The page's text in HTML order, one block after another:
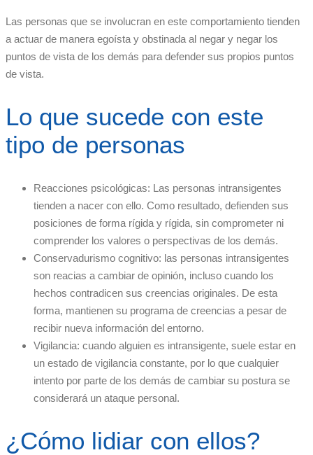
Las personas que se involucran en este comportamiento tienden
a actuar de manera egoísta y obstinada al negar y negar los
puntos de vista de los demás para defender sus propios puntos
de vista.
Lo que sucede con este
tipo de personas
Reacciones psicológicas: Las personas intransigentes
tienden a nacer con ello. Como resultado, defienden sus
posiciones de forma rígida y rígida, sin comprometer ni
comprender los valores o perspectivas de los demás.
Conservadurismo cognitivo: las personas intransigentes
son reacias a cambiar de opinión, incluso cuando los
hechos contradicen sus creencias originales. De esta
forma, mantienen su programa de creencias a pesar de
recibir nueva información del entorno.
Vigilancia: cuando alguien es intransigente, suele estar en
un estado de vigilancia constante, por lo que cualquier
intento por parte de los demás de cambiar su postura se
considerará un ataque personal.
¿Cómo lidiar con ellos?